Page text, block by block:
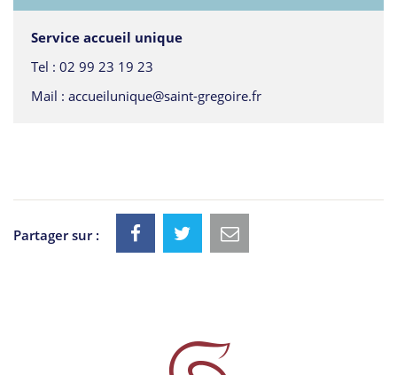
Service accueil unique
Tel : 02 99 23 19 23
Mail : accueilunique@saint-gregoire.fr
Partager sur :
Informations